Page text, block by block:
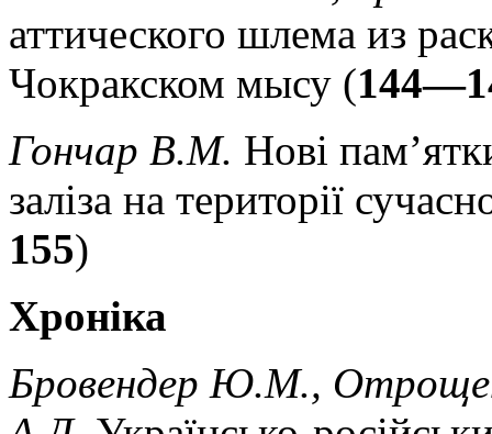
аттического шлема из
Чокракском мысу (
Гончар В.М. Нові
заліза на території
155)
Хроніка
Бровендер Ю.М.,